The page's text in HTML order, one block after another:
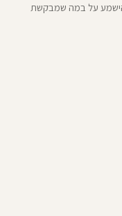
על במה שמבקשת